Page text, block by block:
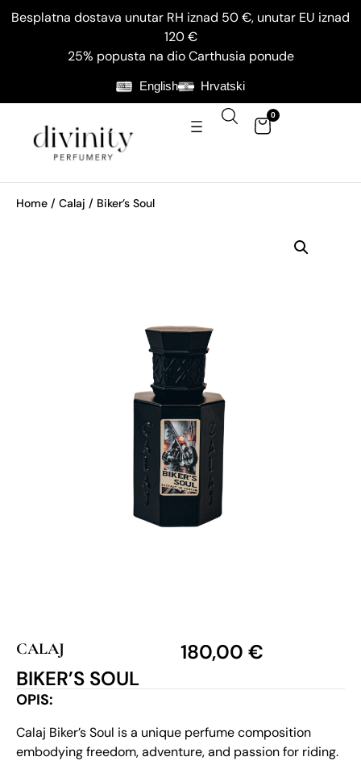
Besplatna dostava unutar RH iznad 50 €, unutar EU iznad
120 €
25% popusta na dio Carthusia ponude
English Hrvatski
0
Home / Calaj / Biker’s Soul
CALAJ
BIKER’S SOUL
180,00 €
OPIS:
Calaj Biker’s Soul is a unique perfume composition
embodying freedom, adventure, and passion for riding.